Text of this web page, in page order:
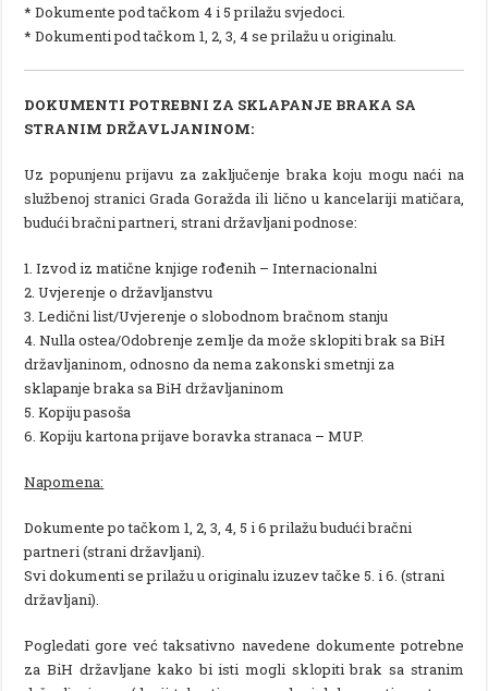
* Dokumente pod tačkom 4 i 5 prilažu svjedoci.
* Dokumenti pod tačkom 1, 2, 3, 4 se prilažu u originalu.
DOKUMENTI POTREBNI ZA SKLAPANJE BRAKA SA
STRANIM DRŽAVLJANINOM:
Uz popunjenu prijavu za zaključenje braka koju mogu naći na
službenoj stranici Grada Goražda ili lično u kancelariji matičara,
budući bračni partneri, strani državljani podnose:
1. Izvod iz matične knjige rođenih – Internacionalni
2. Uvjerenje o državljanstvu
3. Ledični list/Uvjerenje o slobodnom bračnom stanju
4. Nulla ostea/Odobrenje zemlje da može sklopiti brak sa BiH
državljaninom, odnosno da nema zakonski smetnji za
sklapanje braka sa BiH državljaninom
5. Kopiju pasoša
6. Kopiju kartona prijave boravka stranaca – MUP.
Napomena:
Dokumente po tačkom 1, 2, 3, 4, 5 i 6 prilažu budući bračni
partneri (strani državljani).
Svi dokumenti se prilažu u originalu izuzev tačke 5. i 6. (strani
državljani).
Pogledati gore već taksativno navedene dokumente potrebne
za BiH državljane kako bi isti mogli sklopiti brak sa stranim